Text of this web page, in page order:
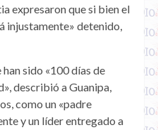
expresaron que si bien el
injustamente» detenido,
sido «100 días de
describió a Guanipa,
como un «padre
y un líder entregado a